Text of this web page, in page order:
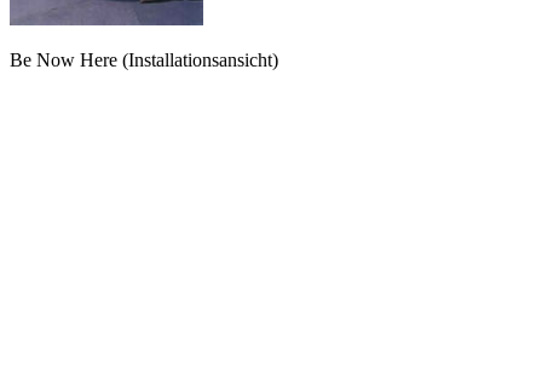
Be Now Here (Installationsansicht)